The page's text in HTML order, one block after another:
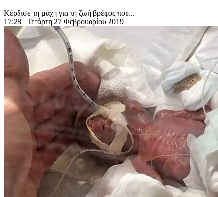
Κέρδισε τη μάχη για τη ζωή βρέφος που...
17:28 | Τετάρτη 27 Φεβρουαρίου 2019